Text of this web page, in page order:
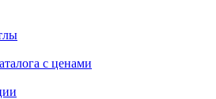
с ценами